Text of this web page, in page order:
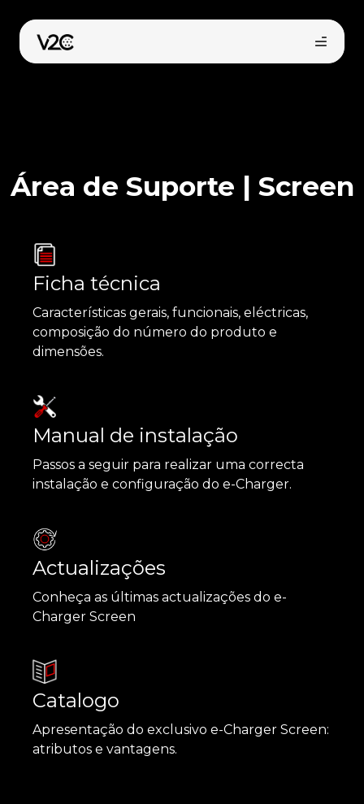
para
conteúdo
Encontre o seu instalador
Área de Suporte | Screen
Ficha técnica
Características gerais, funcionais, eléctricas,
composição do número do produto e
dimensões.
Manual de instalação
Passos a seguir para realizar uma correcta
instalação e configuração do e-Charger.
Actualizações
Conheça as últimas actualizações do e-
Charger Screen
Catalogo
Apresentação do exclusivo e-Charger Screen:
atributos e vantagens.